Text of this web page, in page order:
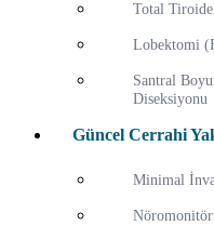
Total
Lobektomi
Santral
Diseksiyonu
Güncel Cerrahi
Minimal